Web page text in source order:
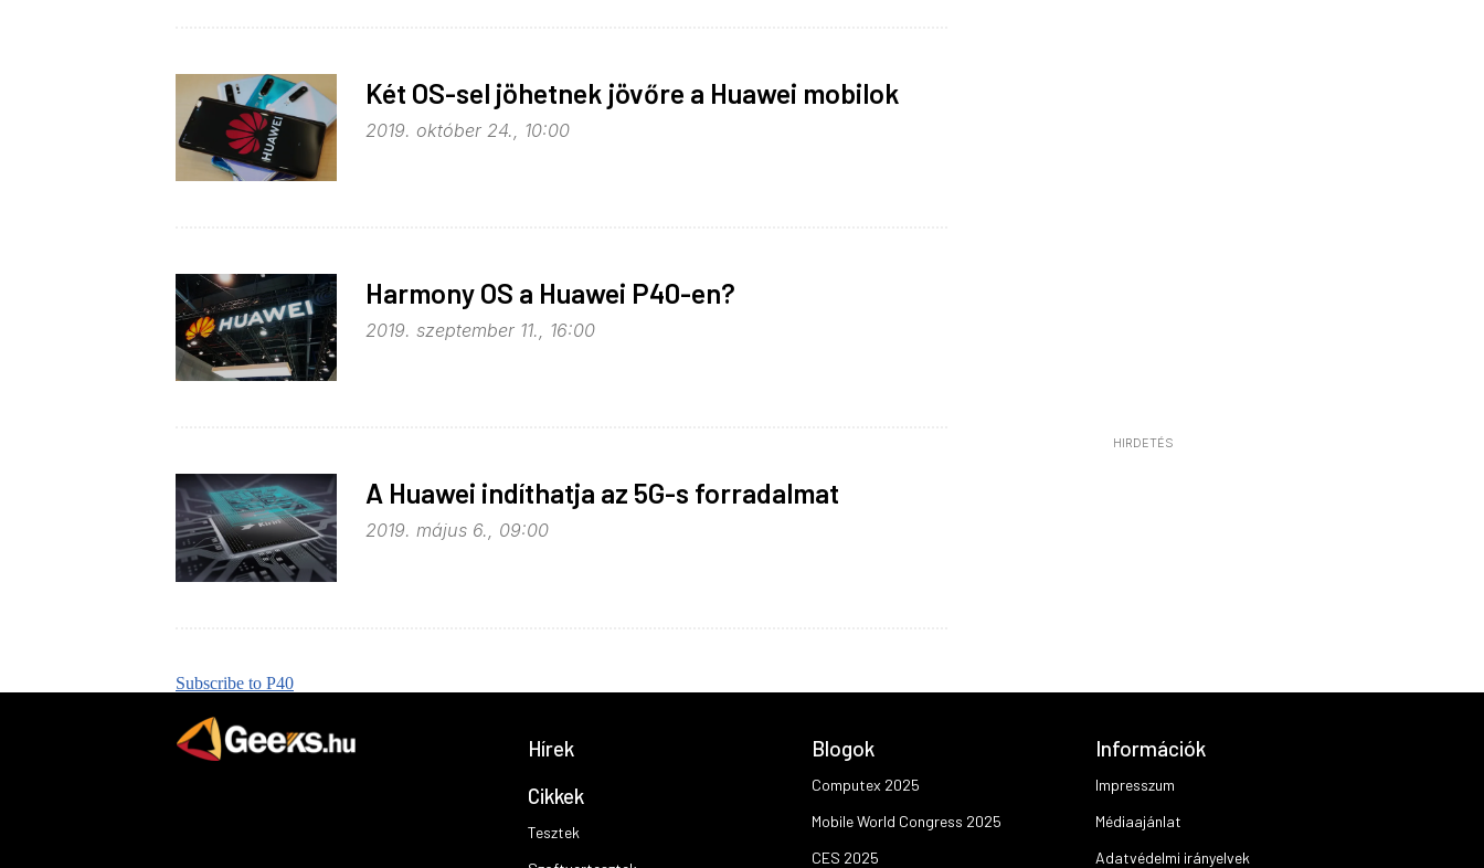
HIRDETÉS
Két OS-sel jöhetnek jövőre a Huawei mobilok
2019. október 24., 10:00
Harmony OS a Huawei P40-en?
2019. szeptember 11., 16:00
A Huawei indíthatja az 5G-s forradalmat
2019. május 6., 09:00
Subscribe to P40
Hírek
Cikkek
Tesztek
Blogok
Computex 2025
Mobile World Congress 2025
CES 2025
Információk
Impresszum
Médiaajánlat
Adatvédelmi irányelvek